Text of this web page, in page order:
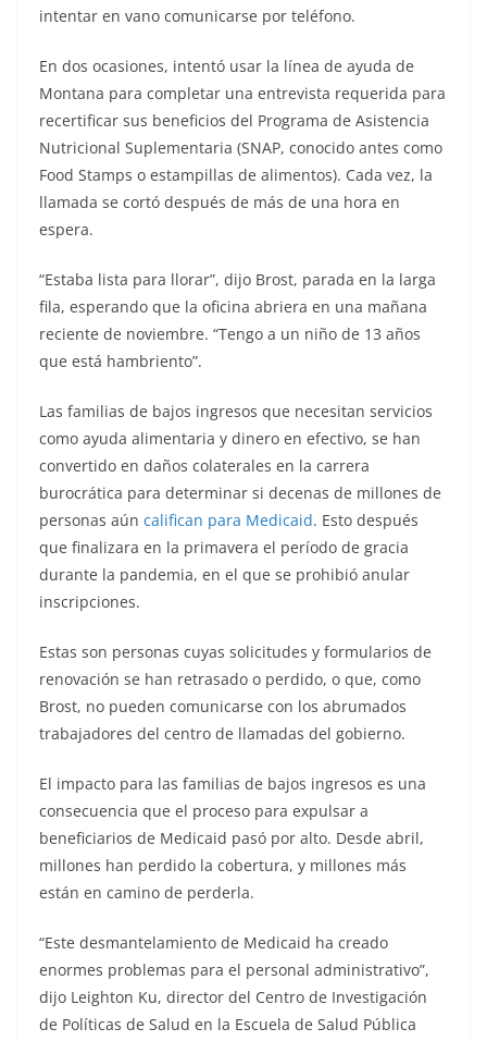
intentar en vano comunicarse por teléfono.
En dos ocasiones, intentó usar la línea de ayuda de
Montana para completar una entrevista requerida para
recertificar sus beneficios del Programa de Asistencia
Nutricional Suplementaria (SNAP, conocido antes como
Food Stamps o estampillas de alimentos). Cada vez, la
llamada se cortó después de más de una hora en
espera.
“Estaba lista para llorar”, dijo Brost, parada en la larga
fila, esperando que la oficina abriera en una mañana
reciente de noviembre. “Tengo a un niño de 13 años
que está hambriento”.
Las familias de bajos ingresos que necesitan servicios
como ayuda alimentaria y dinero en efectivo, se han
convertido en daños colaterales en la carrera
burocrática para determinar si decenas de millones de
personas aún califican para Medicaid. Esto después
que finalizara en la primavera el período de gracia
durante la pandemia, en el que se prohibió anular
inscripciones.
Estas son personas cuyas solicitudes y formularios de
renovación se han retrasado o perdido, o que, como
Brost, no pueden comunicarse con los abrumados
trabajadores del centro de llamadas del gobierno.
El impacto para las familias de bajos ingresos es una
consecuencia que el proceso para expulsar a
beneficiarios de Medicaid pasó por alto. Desde abril,
millones han perdido la cobertura, y millones más
están en camino de perderla.
“Este desmantelamiento de Medicaid ha creado
enormes problemas para el personal administrativo”,
dijo Leighton Ku, director del Centro de Investigación
de Políticas de Salud en la Escuela de Salud Pública